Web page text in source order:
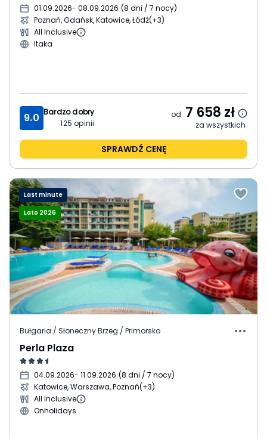
01.09.2026- 08.09.2026 (8 dni / 7 nocy)
Poznań, Gdańsk, Katowice, Łódź(+3)
All Inclusive
Itaka
9.0 Bardzo dobry
125 opinii
od 7 658 zł
za wszystkich
SPRAWDŹ CENĘ
Last minute
Lato 2026
Bułgaria / Słoneczny Brzeg / Primorsko
Perla Plaza
04.09.2026- 11.09.2026 (8 dni / 7 nocy)
Katowice, Warszawa, Poznań(+3)
All Inclusive
Onholidays